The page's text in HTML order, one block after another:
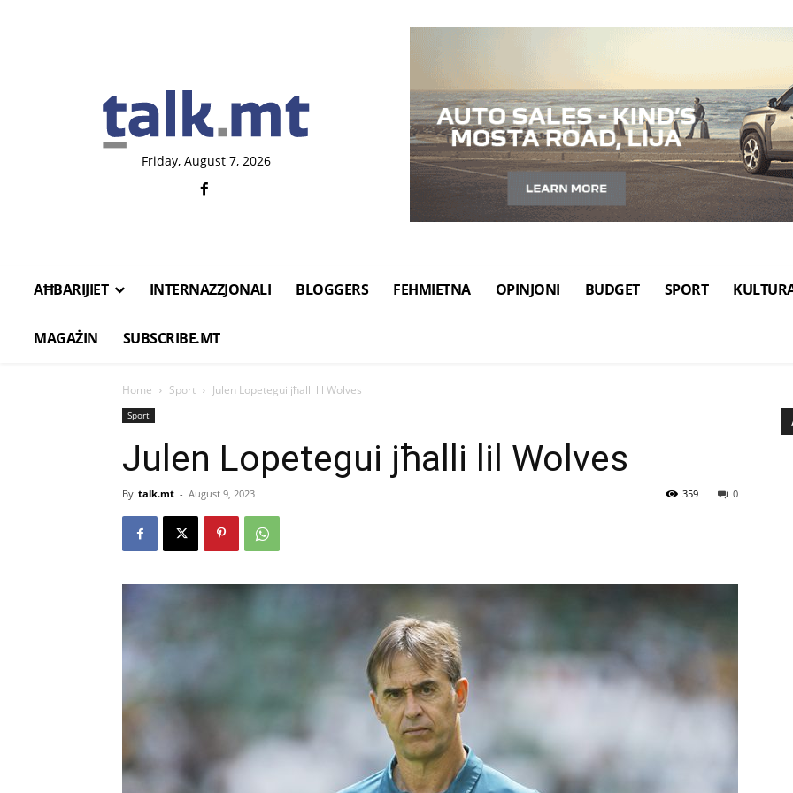
Friday, August 7, 2026
AĦBARIJIET INTERNAZZJONALI BLOGGERS FEHMIETNA OPINJONI BUDGET SPORT
MAGAŻIN SUBSCRIBE.MT
Home Sport Julen Lopetegui jħalli lil Wolves
Sport
Julen Lopetegui jħalli lil Wolves
By talk.mt - August 9, 2023 0
359